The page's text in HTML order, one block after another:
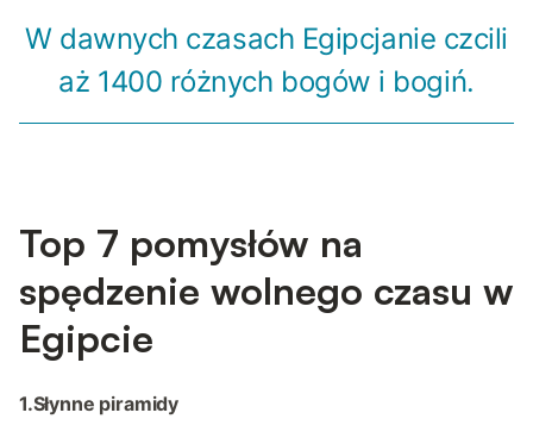
W dawnych czasach Egipcjanie czcili
aż 1400 różnych bogów i bogiń.
Top 7 pomysłów na
spędzenie wolnego czasu w
Egipcie
1.Słynne piramidy